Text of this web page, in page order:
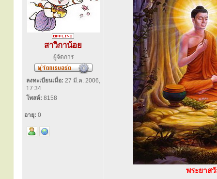
สาวิกาน้อย
ผู้จัดการ
ลงทะเบียนเมื่อ: 27 มี.ค. 2006,
17:34
โพสต์: 8158
อายุ: 0
พระยาส